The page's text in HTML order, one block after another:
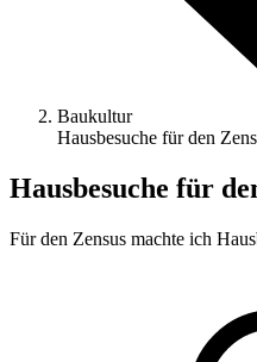
Baukultur
Hausbesuche für den
Hausbesuche für
Für den Zensus machte ich